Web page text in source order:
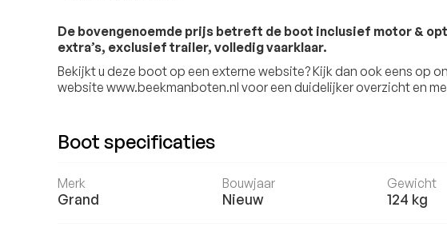
De bovengenoemde prijs betreft de boot inclusief motor &
extra’s, exclusief trailer, volledig vaarklaar.
Bekijkt u deze boot op een externe website? Kijk dan ook eens op
website www.beekmanboten.nl voor een duidelijker overzicht en
Boot specificaties
Merk
Grand
Bouwjaar
Nieuw
Gewicht
124 kg